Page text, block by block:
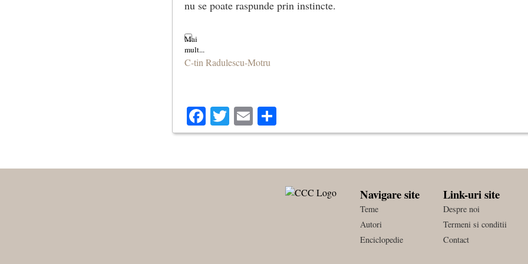
nu se poate raspunde prin instincte.
C-tin Radulescu-Motru
Facebook
Twitter
Email
Navigare site
Teme
Autori
Enciclopedie
Link-uri site
Despre noi
Termeni si conditii
Contact